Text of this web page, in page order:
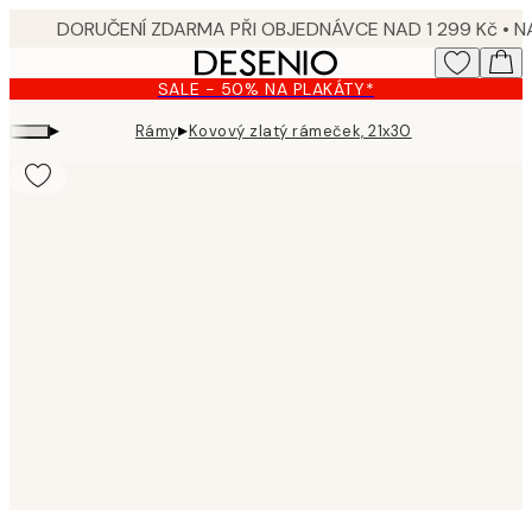
content.
SALE - 50% NA PLAKÁTY*
▸ Rámy▸Kovový zlatý rámeček, 21x30